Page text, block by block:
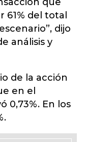
del total
dijo
análisis y
de la acción
en el
0,73%. En los